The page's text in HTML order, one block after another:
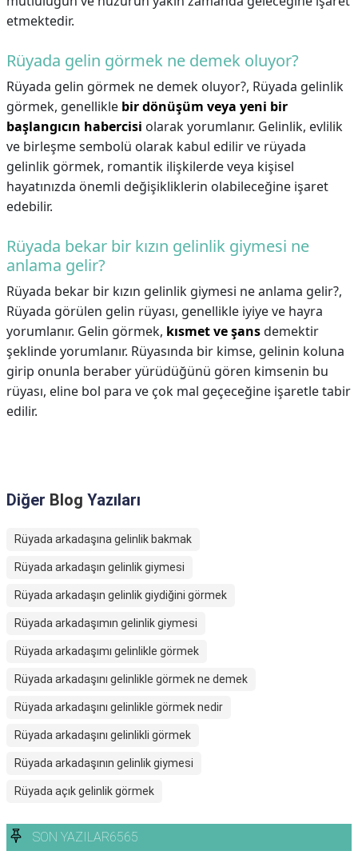
etmektedir.
Rüyada gelin görmek ne demek oluyor?
Rüyada gelin görmek ne demek oluyor?, Rüyada gelinlik
görmek, genellikle bir dönüşüm veya yeni bir
başlangıcın habercisi olarak yorumlanır. Gelinlik, evlilik
ve birleşme sembolü olarak kabul edilir ve rüyada
gelinlik görmek, romantik ilişkilerde veya kişisel
hayatınızda önemli değişikliklerin olabileceğine işaret
edebilir.
Rüyada bekar bir kızın gelinlik giymesi ne
anlama gelir?
Rüyada bekar bir kızın gelinlik giymesi ne anlama gelir?,
Rüyada görülen gelin rüyası, genellikle iyiye ve hayra
yorumlanır. Gelin görmek, kısmet ve şansdemektir
şeklinde yorumlanır. Rüyasında bir kimse, gelinin koluna
girip onunla beraber yürüdüğünü gören kimsenin bu
rüyası, eline bol para ve çok mal geçeceğine işaretle tabir
edilir.
Diğer Blog Yazıları
Rüyada arkadaşına gelinlik bakmak
Rüyada arkadaşın gelinlik giymesi
Rüyada arkadaşın gelinlik giydiğini görmek
Rüyada arkadaşımın gelinlik giymesi
Rüyada arkadaşımı gelinlikle görmek
Rüyada arkadaşını gelinlikle görmek ne demek
Rüyada arkadaşını gelinlikle görmek nedir
Rüyada arkadaşını gelinlikli görmek
Rüyada arkadaşının gelinlik giymesi
Rüyada açık gelinlik görmek
SON YAZILAR6565